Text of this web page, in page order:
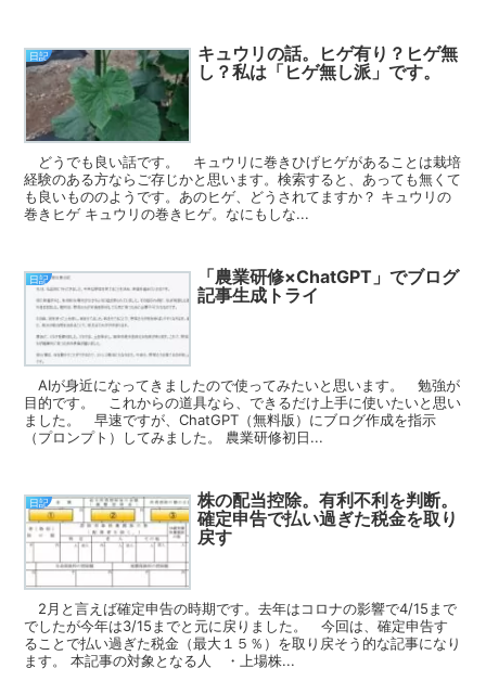
日記
キュウリの話。ヒゲ有り？ヒゲ無
し？私は「ヒゲ無し派」です。
どうでも良い話です。 キュウリに巻きひげヒゲがあることは栽培
経験のある方ならご存じかと思います。検索すると、あっても無くて
も良いもののようです。あのヒゲ、どうされてますか？ キュウリの
巻きヒゲ キュウリの巻きヒゲ。なにもしな...
日記
「農業研修×ChatGPT」でブログ
記事生成トライ
AIが身近になってきましたので使ってみたいと思います。 勉強が
目的です。 これからの道具なら、できるだけ上手に使いたいと思い
ました。 早速ですが、ChatGPT（無料版）にブログ作成を指示
（プロンプト）してみました。 農業研修初日...
日記
株の配当控除。有利不利を判断。
確定申告で払い過ぎた税金を取り
戻す
2月と言えば確定申告の時期です。去年はコロナの影響で4/15まで
でしたが今年は3/15までと元に戻りました。 今回は、確定申告す
ることで払い過ぎた税金（最大１５％）を取り戻そう的な記事になり
ます。 本記事の対象となる人 ・上場株...